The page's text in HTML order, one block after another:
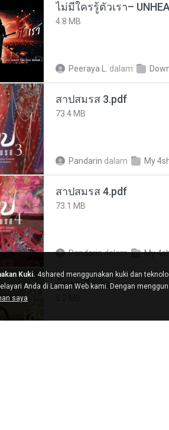
4.8 MB
Peeraya L. dalam
สาปสมรส 3.pdf
73.4 MB
Pandarin dalam My
สาปสมรส 4.pdf
73.1 MB
Pandarindalam My
ผู้บ่าวเสื้อปุ๋ย
Kuki. 4shared menggunakan kuki dan
Anda di Laman Web kami. Dengan
saya